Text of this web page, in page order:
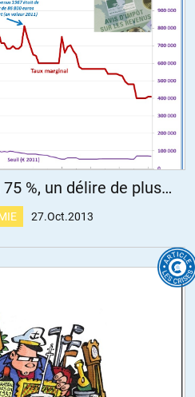
%, un délire de plus…
27.Oct.2013